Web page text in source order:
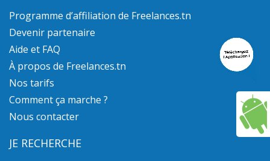
Programme d’affiliation de Freelances.tn
Devenir partenaire
Aide et FAQ
À propos de Freelances.tn
Nos tarifs
Comment ça marche ?
Nous contacter
JE RECHERCHE